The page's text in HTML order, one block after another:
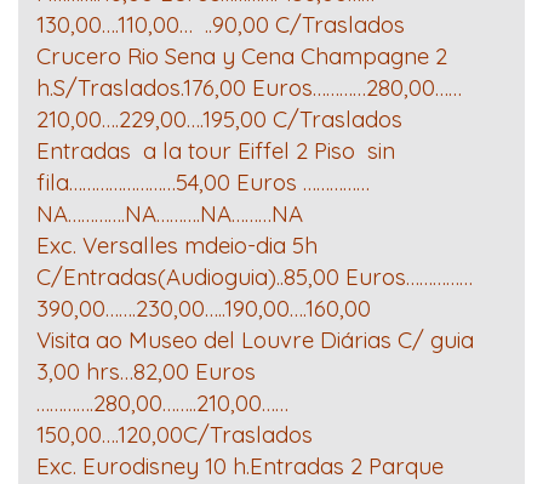
130,00….110,00… ..90,00 C/Traslados
Crucero Rio Sena y Cena Champagne 2
h.S/Traslados.176,00 Euros…………280,00……
210,00….229,00….195,00 C/Traslados
Entradas a la tour Eiffel 2 Piso sin
fila……………………54,00 Euros ……………
NA………….NA……….NA………NA
Exc. Versalles mdeio-dia 5h
C/Entradas(Audioguia)..85,00 Euros……………
390,00…….230,00…..190,00….160,00
Visita ao Museo del Louvre Diárias C/ guia
3,00 hrs…82,00 Euros
………….280,00……..210,00……
150,00….120,00C/Traslados
Exc. Eurodisney 10 h.Entradas 2 Parque